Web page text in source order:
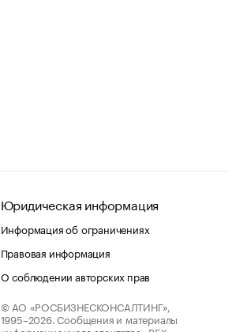
Юридическая информация
Информация об ограничениях
Правовая информация
О соблюдении авторских прав
© АО «РОСБИЗНЕСКОНСАЛТИНГ»,
1995–2026. Сообщения и материалы